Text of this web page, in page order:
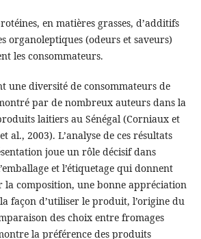
en matières grasses, d’additifs
organoleptiques (odeurs et saveurs)
les consommateurs.
une diversité de consommateurs de
par de nombreux auteurs dans la
laitiers au Sénégal (Corniaux et
al., 2003). L’analyse de ces résultats
joue un rôle décisif dans
et l’étiquetage qui donnent
la composition, une bonne appréciation
façon d’utiliser le produit, l’origine du
des choix entre fromages
la préférence des produits